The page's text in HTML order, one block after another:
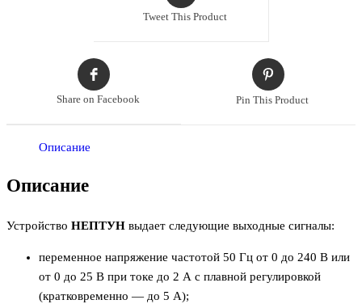
Tweet This Product
Share on Facebook Pin This Product
Описание
Описание
Устройство НЕПТУН выдает следующие выходные сигналы:
переменное напряжение частотой 50 Гц от 0 до 240 В или
от 0 до 25 В при токе до 2 А с плавной регулировкой
(кратковременно — до 5 А);